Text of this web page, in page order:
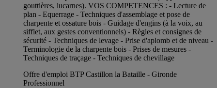
gouttières, lucarnes). VOS COMPETENCES : - Lecture de
plan - Equerrage - Techniques d'assemblage et pose de
charpente et ossature bois - Guidage d'engins (à la voix, au
sifflet, aux gestes conventionnels) - Règles et consignes de
sécurité - Techniques de levage - Prise d'aplomb et de niveau -
Terminologie de la charpente bois - Prises de mesures -
Techniques de traçage - Techniques de chevillage
Offre d'emploi BTP Castillon la Bataille - Gironde
Professionnel